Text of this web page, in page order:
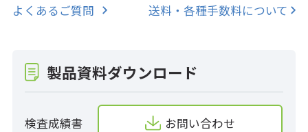
よくあるご質問 送料・各種手数料について
製品資料ダウンロード
検査成績書 お問い合わせ